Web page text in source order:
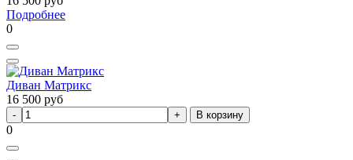
Подробнее
0
Диван Матрикс
16 500 руб
В корзину
0